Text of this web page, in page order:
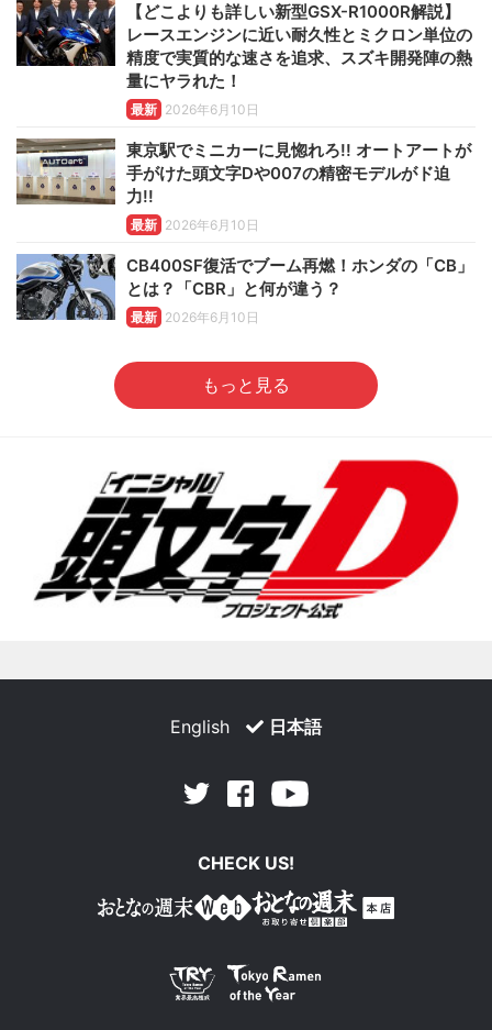
【どこよりも詳しい新型GSX-R1000R解説】
レースエンジンに近い耐久性とミクロン単位の
精度で実質的な速さを追求、スズキ開発陣の熱
量にヤラれた！
最新 2026年6月10日
東京駅でミニカーに見惚れろ!! オートアートが
手がけた頭文字Dや007の精密モデルがド迫
力!!
最新 2026年6月10日
CB400SF復活でブーム再燃！ホンダの「CB」
とは？「CBR」と何が違う？
最新 2026年6月10日
もっと見る
English 日本語
Twitter Facebook
CHECK US!